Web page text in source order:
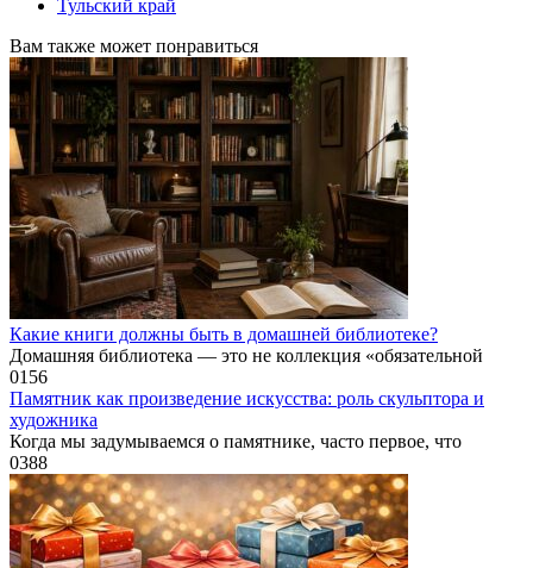
Тульский край
Вам также может понравиться
Какие книги должны быть в домашней библиотеке?
Домашняя библиотека — это не коллекция «обязательной
0156
Памятник как произведение искусства: роль скульптора и
художника
Когда мы задумываемся о памятнике, часто первое, что
0388